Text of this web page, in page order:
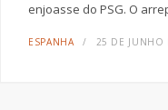
enjoasse do PSG. O
ESPANHA 25 DE JUNHO